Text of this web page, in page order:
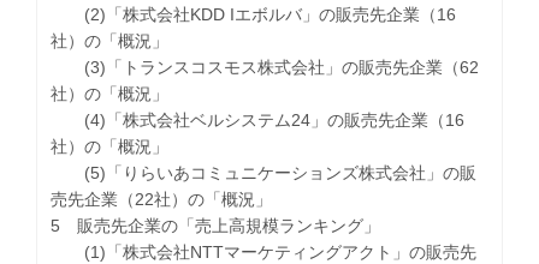
(2)「株式会社KDD Iエボルバ」の販売先企業（16
社）の「概況」
(3)「トランスコスモス株式会社」の販売先企業（62
社）の「概況」
(4)「株式会社ベルシステム24」の販売先企業（16
社）の「概況」
(5)「りらいあコミュニケーションズ株式会社」の販
売先企業（22社）の「概況」
5 販売先企業の「売上高規模ランキング」
(1)「株式会社NTTマーケティングアクト」の販売先